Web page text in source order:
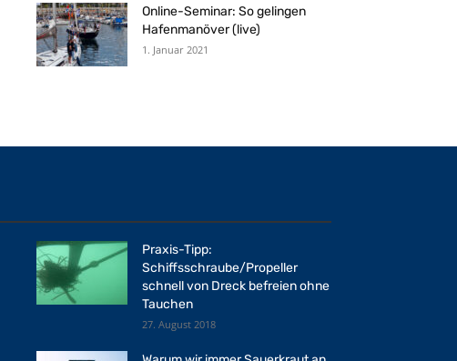
Online-Seminar: So gelingen
Hafenmanöver (live)
1. Januar 2021
Praxis-Tipp:
Schiffsschraube/Propeller
schnell von Dreck befreien ohne
Tauchen
27. August 2018